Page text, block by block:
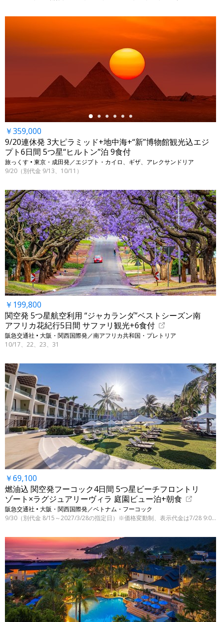
￥359,000
9/20連休発 3大ピラミッド+地中海+“新”博物館観光込エジ
プト6日間 5つ星“ヒルトン”泊 9食付
旅っくす • 東京・成田発／エジプト・カイロ、ギザ、アレクサンドリア
9/20（別代金 9/13、10/11）
￥199,800
関空発 5つ星航空利用 “ジャカランダ”ベストシーズン南
アフリカ花紀行5日間 サファリ観光+6食付
阪急交通社 • 大阪・関西国際発／南アフリカ共和国・プレトリア
10/17、22、23、31
￥69,100
燃油込 関空発フーコック4日間 5つ星ビーチフロントリ
ゾート×ラグジュアリーヴィラ 庭園ビュー泊+朝食
阪急交通社 • 大阪・関西国際発／ベトナム・フーコック
9/30（別代金 8/15～2027/3/28の指定日）※価格変動制、表示代金は7/28 9:00時点
←